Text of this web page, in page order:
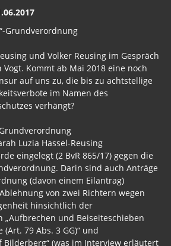
Grundverordnung
und Volker Reusing im Gespräch
Kommt ab Mai 2018 eine noch
auf uns zu, die bis zu achtstellige
im Namen des
verhängt?
Luzia Hassel-Reusing
eingelegt (2 BvR 865/17) gegen die
Darin sind auch Anträge
(davon einem Eilantrag)
von zwei Richtern wegen
hinsichtlich der
„Aufbrechen und Beiseiteschieben
79 Abs. 3 GG)“ und
Bilderberg“ (was im Interview erläutert